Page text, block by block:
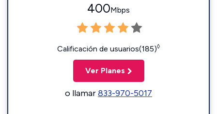
400Mbps
Calificación de usuarios(185)◊
Ver Planes
o llamar833-970-5017